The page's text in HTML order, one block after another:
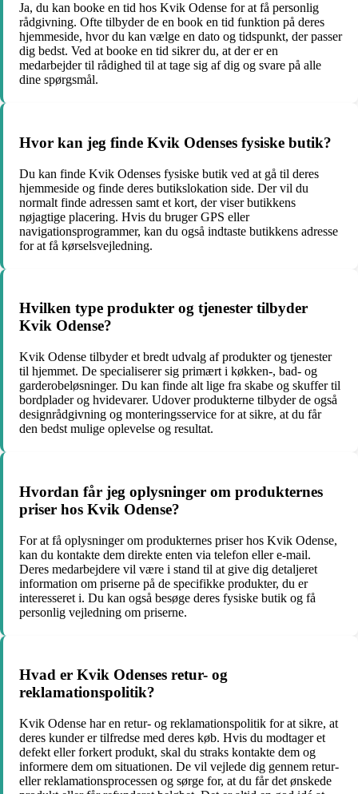
Ja, du kan booke en tid hos Kvik Odense for at få personlig
rådgivning. Ofte tilbyder de en book en tid funktion på deres
hjemmeside, hvor du kan vælge en dato og tidspunkt, der passer
dig bedst. Ved at booke en tid sikrer du, at der er en
medarbejder til rådighed til at tage sig af dig og svare på alle
dine spørgsmål.
Hvor kan jeg finde Kvik Odenses fysiske butik?
Du kan finde Kvik Odenses fysiske butik ved at gå til deres
hjemmeside og finde deres butikslokation side. Der vil du
normalt finde adressen samt et kort, der viser butikkens
nøjagtige placering. Hvis du bruger GPS eller
navigationsprogrammer, kan du også indtaste butikkens adresse
for at få kørselsvejledning.
Hvilken type produkter og tjenester tilbyder
Kvik Odense?
Kvik Odense tilbyder et bredt udvalg af produkter og tjenester
til hjemmet. De specialiserer sig primært i køkken-, bad- og
garderobeløsninger. Du kan finde alt lige fra skabe og skuffer til
bordplader og hvidevarer. Udover produkterne tilbyder de også
designrådgivning og monteringsservice for at sikre, at du får
den bedst mulige oplevelse og resultat.
Hvordan får jeg oplysninger om produkternes
priser hos Kvik Odense?
For at få oplysninger om produkternes priser hos Kvik Odense,
kan du kontakte dem direkte enten via telefon eller e-mail.
Deres medarbejdere vil være i stand til at give dig detaljeret
information om priserne på de specifikke produkter, du er
interesseret i. Du kan også besøge deres fysiske butik og få
personlig vejledning om priserne.
Hvad er Kvik Odenses retur- og
reklamationspolitik?
Kvik Odense har en retur- og reklamationspolitik for at sikre, at
deres kunder er tilfredse med deres køb. Hvis du modtager et
defekt eller forkert produkt, skal du straks kontakte dem og
informere dem om situationen. De vil vejlede dig gennem retur-
eller reklamationsprocessen og sørge for, at du får det ønskede